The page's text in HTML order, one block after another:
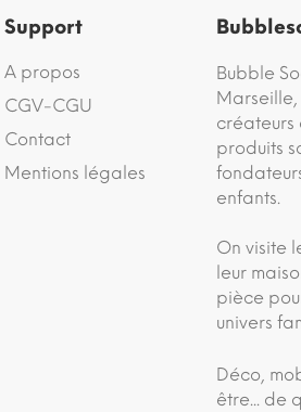
Support
A propos
CGV-CGU
Contact
Mentions légales
Bubble
créateurs
produits
enfants.
On visite
leur
pièce
univers
Déco,
être... de